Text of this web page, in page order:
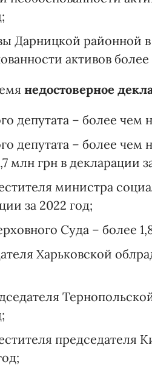
Дарницкой районной
активов
недостоверное
депутата – более чем
депутата – более чем
млн грн в декларации
министра
за 2022 год;
Суда – более
Харьковской
председателя